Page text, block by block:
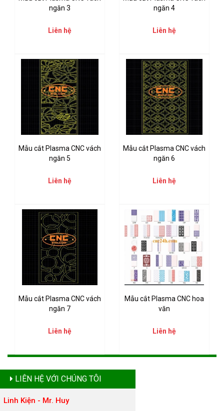
ngăn 3
Liên hệ
ngăn 4
Liên hệ
Mẫu cắt Plasma CNC vách
ngăn 5
Liên hệ
Mẫu cắt Plasma CNC vách
ngăn 6
Liên hệ
Mẫu cắt Plasma CNC vách
ngăn 7
Liên hệ
Mẫu cắt Plasma CNC hoa
văn
Liên hệ
LIÊN HỆ VỚI CHÚNG TÔI
Linh Kiện - Mr. Huy